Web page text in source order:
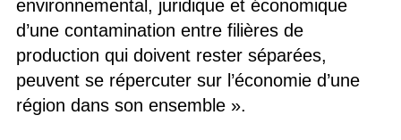
environnemental, juridique et économique
d’une contamination entre filières de
production qui doivent rester séparées,
peuvent se répercuter sur l’économie d’une
région dans son ensemble ».